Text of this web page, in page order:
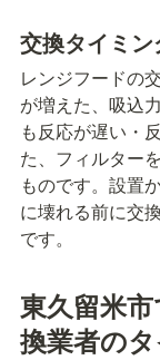
交換タイミ
レンジフードの
が増えた、吸込
も反応が遅い・
た、フィルター
ものです。設置
に壊れる前に交
です。
東久留米
換業者の